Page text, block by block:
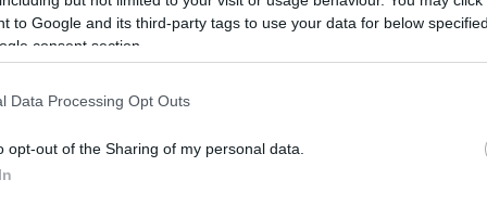
to Google and its third-party tags to use your data for below
consent section.
Data Processing Opt Outs
opt-out of the Sharing of my personal data.
Al